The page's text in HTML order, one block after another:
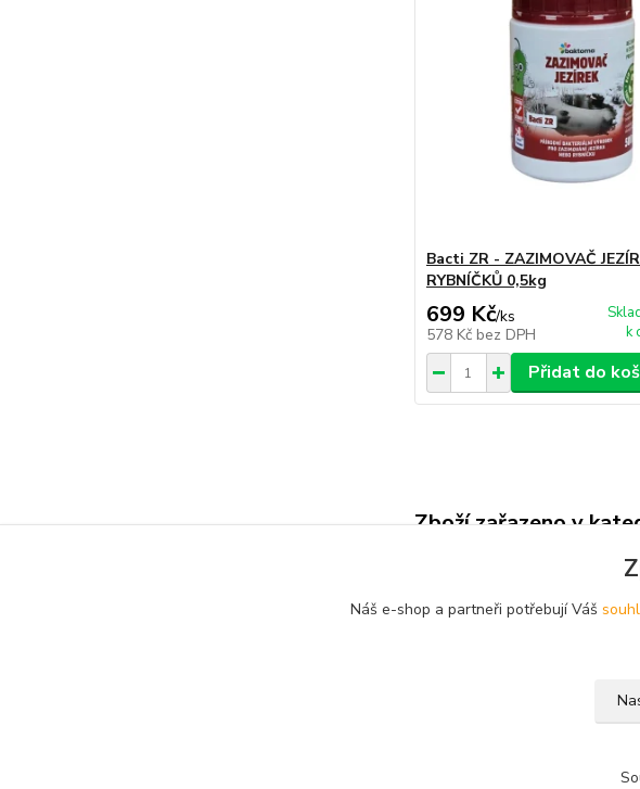
Bacti ZR - ZAZIMOVAČ
RYBNÍČKŮ 0,5kg
699 Kč/ks
578 Kč bez DPH
k
Přidat do
Zboží zařazeno v
Náš e-shop a partneři potřebují Váš